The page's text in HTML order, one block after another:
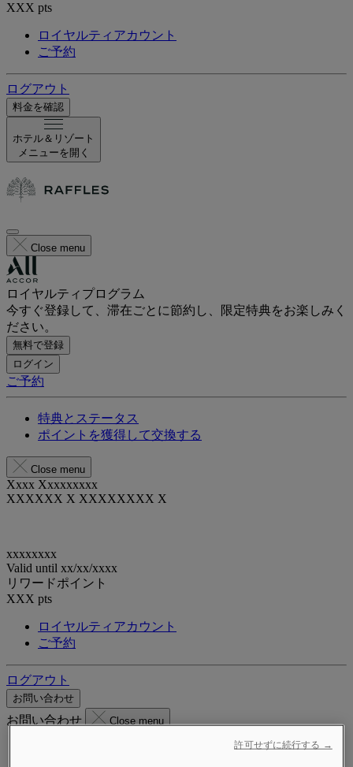
XXX pts
ロイヤルティアカウント
ご予約
ログアウト
料金を確認
ホテル＆リゾート
メニューを開く
Close menu
ロイヤルティプログラム
今すぐ登録して、滞在ごとに節約し、限定特典をお楽しみく
ださい。
無料で登録
ログイン
ご予約
特典とステータス
ポイントを獲得して交換する
Close menu
Xxxx Xxxxxxxxx
XXXXXX X XXXXXXXX X
xxxxxxxx
Valid until xx/xx/xxxx
リワードポイント
XXX pts
ロイヤルティアカウント
ご予約
ログアウト
お問い合わせ
お問い合わせ Close menu
許可せずに続行する →